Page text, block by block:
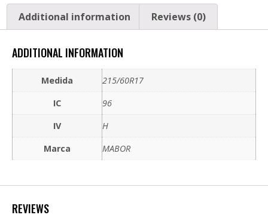
Additional information Reviews (0)
ADDITIONAL INFORMATION
Medida
215/60R17
IC
96
IV
H
Marca
MABOR
REVIEWS